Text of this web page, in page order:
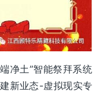
净土”智能祭拜系统
新业态-虚拟现实专